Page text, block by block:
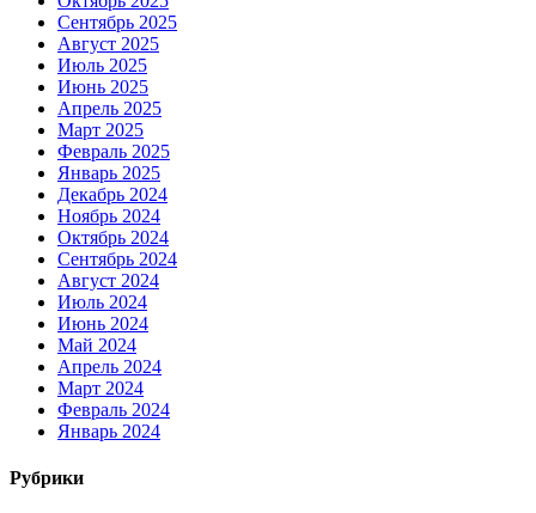
Сентябрь 2025
Август 2025
Июль 2025
Июнь 2025
Апрель 2025
Март 2025
Февраль 2025
Январь 2025
Декабрь 2024
Ноябрь 2024
Октябрь 2024
Сентябрь 2024
Август 2024
Июль 2024
Июнь 2024
Май 2024
Апрель 2024
Март 2024
Февраль 2024
Январь 2024
Рубрики